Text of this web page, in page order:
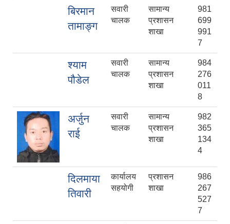
बिरमान
तामाङ्ग
सवारी
चालक
सामान्य
प्रशासन
शाखा
981
699
991
7
श्याम
पौडेल
सवारी
चालक
सामान्य
प्रशासन
शाखा
984
276
011
8
अर्जुन
राई
सवारी
चालक
सामान्य
प्रशासन
शाखा
982
365
134
4
दिलमाया
तिवारी
कार्यालय
सहयोगी
प्रशासन
शाखा
986
267
527
7